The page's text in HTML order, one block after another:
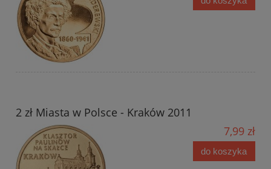
2 zł Miasta w Polsce - Kraków 2011
7,99 zł
do koszyka